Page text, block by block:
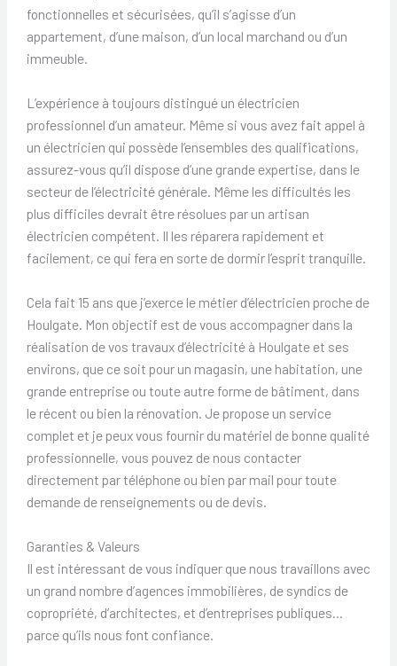
fonctionnelles et sécurisées, qu’il s’agisse d’un
appartement, d’une maison, d’un local marchand ou d’un
immeuble.
L’expérience à toujours distingué un électricien
professionnel d’un amateur. Même si vous avez fait appel à
un électricien qui possède l’ensembles des qualifications,
assurez-vous qu’il dispose d’une grande expertise, dans le
secteur de l’électricité générale. Même les difficultés les
plus difficiles devrait être résolues par un artisan
électricien compétent. Il les réparera rapidement et
facilement, ce qui fera en sorte de dormir l’esprit tranquille.
Cela fait 15 ans que j’exerce le métier d’électricien proche de
Houlgate. Mon objectif est de vous accompagner dans la
réalisation de vos travaux d’électricité à Houlgate et ses
environs, que ce soit pour un magasin, une habitation, une
grande entreprise ou toute autre forme de bâtiment, dans
le récent ou bien la rénovation. Je propose un service
complet et je peux vous fournir du matériel de bonne qualité
professionnelle, vous pouvez de nous contacter
directement par téléphone ou bien par mail pour toute
demande de renseignements ou de devis.
Garanties & Valeurs
Il est intéressant de vous indiquer que nous travaillons avec
un grand nombre d’agences immobilières, de syndics de
copropriété, d’architectes, et d’entreprises publiques…
parce qu’ils nous font confiance.